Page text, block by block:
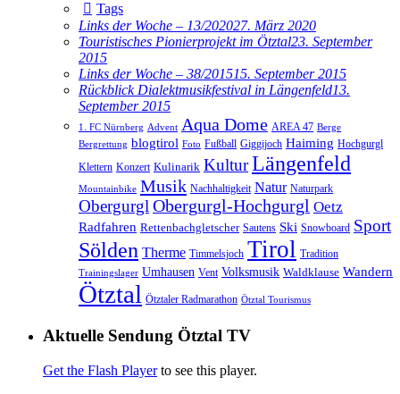
Tags
Links der Woche – 13/202027. März 2020
Touristisches Pionierprojekt im Ötztal23. September
2015
Links der Woche – 38/201515. September 2015
Rückblick Dialektmusikfestival in Längenfeld13.
September 2015
1. FC Nürnberg Advent Aqua Dome AREA 47 Berge
Bergrettung blogtirol Foto Fußball Giggijoch Haiming Hochgurgl
Klettern Konzert Kulinarik KulturLängenfeld
Mountainbike Musik Nachhaltigkeit Natur Naturpark
ObergurglObergurgl-Hochgurgl Oetz
Radfahren Rettenbachgletscher Sautens Ski Snowboard Sport
Sölden Therme Timmelsjoch Tirol Tradition
Trainingslager Umhausen Vent Volksmusik Waldklause Wandern
Ötztal Ötztaler Radmarathon Ötztal Tourismus
Aktuelle Sendung Ötztal TV
Get the Flash Playerto see this player.